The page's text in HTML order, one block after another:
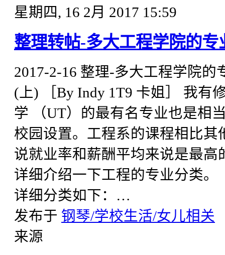
星期四, 16 2月 2017 15:59
整理转帖-多大工程学院的专
2017-2-16 整理-多大工程学院的
(上) ［By Indy 1T9 卡姐］ 我有
学 （UT）的最有名专业也是相
校园设置。工程系的课程相比
说就业率和薪酬平均来说是最
详细介绍一下工程的专业分类。
详细分类如下：…
发布于 钢琴/学校生活/女儿相关
来源